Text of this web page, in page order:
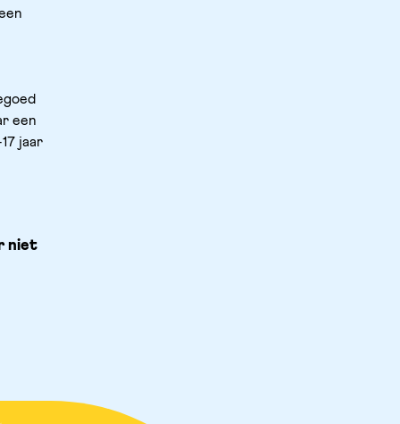
een
jaar
niet